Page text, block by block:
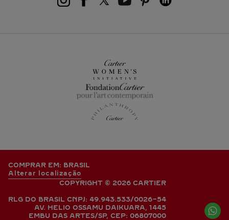
COMPRAR EM: BRASIL
Alterar localização
COPYRIGHT © 2026 CARTIER
RLG DO BRASIL CNPJ: 49.943.533/0026-54
AV. HELIO OSSAMU DAIKUARA, 1445
EMBU DAS ARTES/SP, CEP: 06807000